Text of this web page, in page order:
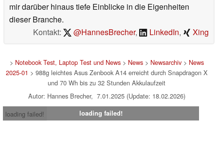
mir darüber hinaus tiefe Einblicke in die Eigenheiten
dieser Branche.
Kontakt:
@HannesBrecher, LinkedIn, Xing
> Notebook Test, Laptop Test und News> News> Newsarchiv> News
2025-01 > 988g leichtes Asus Zenbook A14 erreicht durch Snapdragon X
und 70 Wh bis zu 32 Stunden Akkulaufzeit
Autor: Hannes Brecher, 7.01.2025 (Update: 18.02.2026)
loading failed!
loading failed!